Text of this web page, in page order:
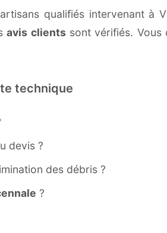
qualifiés intervenant à
avis clientssont vérifiés. Vous
technique
devis ?
des débris ?
?